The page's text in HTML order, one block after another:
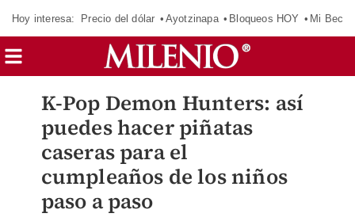
Hoy interesa: Precio del dólar Ayotzinapa Bloqueos HOY Mi Beca
K-Pop Demon Hunters: así
puedes hacer piñatas
caseras para el
cumpleaños de los niños
paso a paso